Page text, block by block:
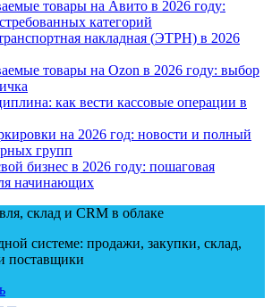
товары на Авито в 2026 году:
категорий
накладная (ЭТРН) в 2026
товары на Ozon в 2026 году: выбор
как вести кассовые операции в
на 2026 год: новости и полный
групп
бизнес в 2026 году: пошаговая
начинающих
склад и CRM в облаке
системе: продажи, закупки, склад,
поставщики